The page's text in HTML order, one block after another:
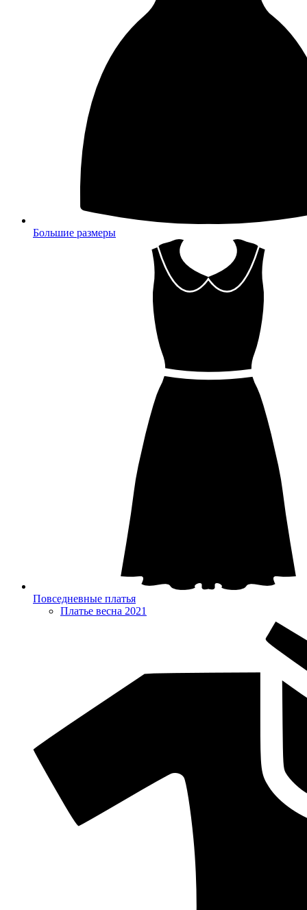
Большие размеры
Повседневные платья
Платье весна 2021